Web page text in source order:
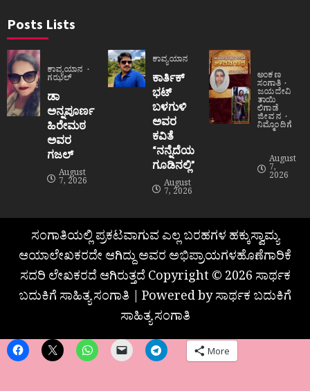
Posts Lists
ಕಾವ್ಯಯಾನ
ಗಝಲ್
ಡಾ
ಅನ್ನಪೂರ್ಣ
ಹಿರೇಮಠ
ಅವರ
ಗಜಲ್
August
7, 2026
ಕಾವ್ಯಯಾನ
ಕಾರ್ತಿಕ್
ಭಟ್
ಬಳಗುಳಿ
ಅವರ
ಕವಿತೆ
“ನನ್ನೆದೆಯ
ಗೂಡಿನಲ್ಲಿ”
August
7, 2026
ಅಂಕಣ
ಸಂಗಾತಿ
ಜಯದೇವಿ
ತಾಯಿ
ಲಿಗಾಡೆ
ಜೀವನ
ನಿಮ್ಮೊಂದಿಗೆ
August
7,
2026
ಸಂಗಾತಿಯಲ್ಲಿ ಪ್ರಕಟವಾಗುವ ಎಲ್ಲ ಬರಹಗಳ ಹಕ್ಕುಸ್ವಾಮ್ಯ
ಆಯಾಲೇಖಕರದೇ ಆಗಿದ್ದು ಅವರ ಅಭಿಪ್ರಾಯಗಳಹೊಣೆಗಾರಿಕೆ
ಸದರಿ ಲೇಖಕರದೆ ಆಗಿರುತ್ತದೆ Copyright © 2026 ಸಾರ್ಥಕ
ಬದುಕಿಗೆ ಸಾಹಿತ್ಯ ಸಂಗಾತಿ | Powered by ಸಾರ್ಥಕ ಬದುಕಿಗೆ
ಸಾಹಿತ್ಯ ಸಂಗಾತಿ
More